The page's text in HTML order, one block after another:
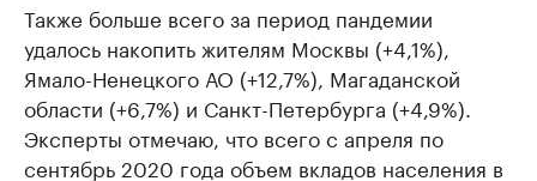
Также больше всего за период пандемии
удалось накопить жителям Москвы (+4,1%),
Ямало-Ненецкого АО (+12,7%), Магаданской
области (+6,7%) и Санкт-Петербурга (+4,9%).
Эксперты отмечаю, что всего с апреля по
сентябрь 2020 года объем вкладов населения в